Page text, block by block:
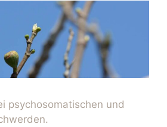
psychosomatischen und